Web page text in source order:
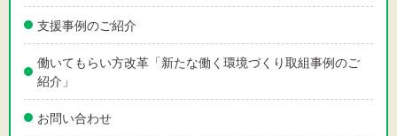
支援事例のご紹介
働いてもらい方改革「新たな働く環境づくり取組事例のご
紹介」
お問い合わせ